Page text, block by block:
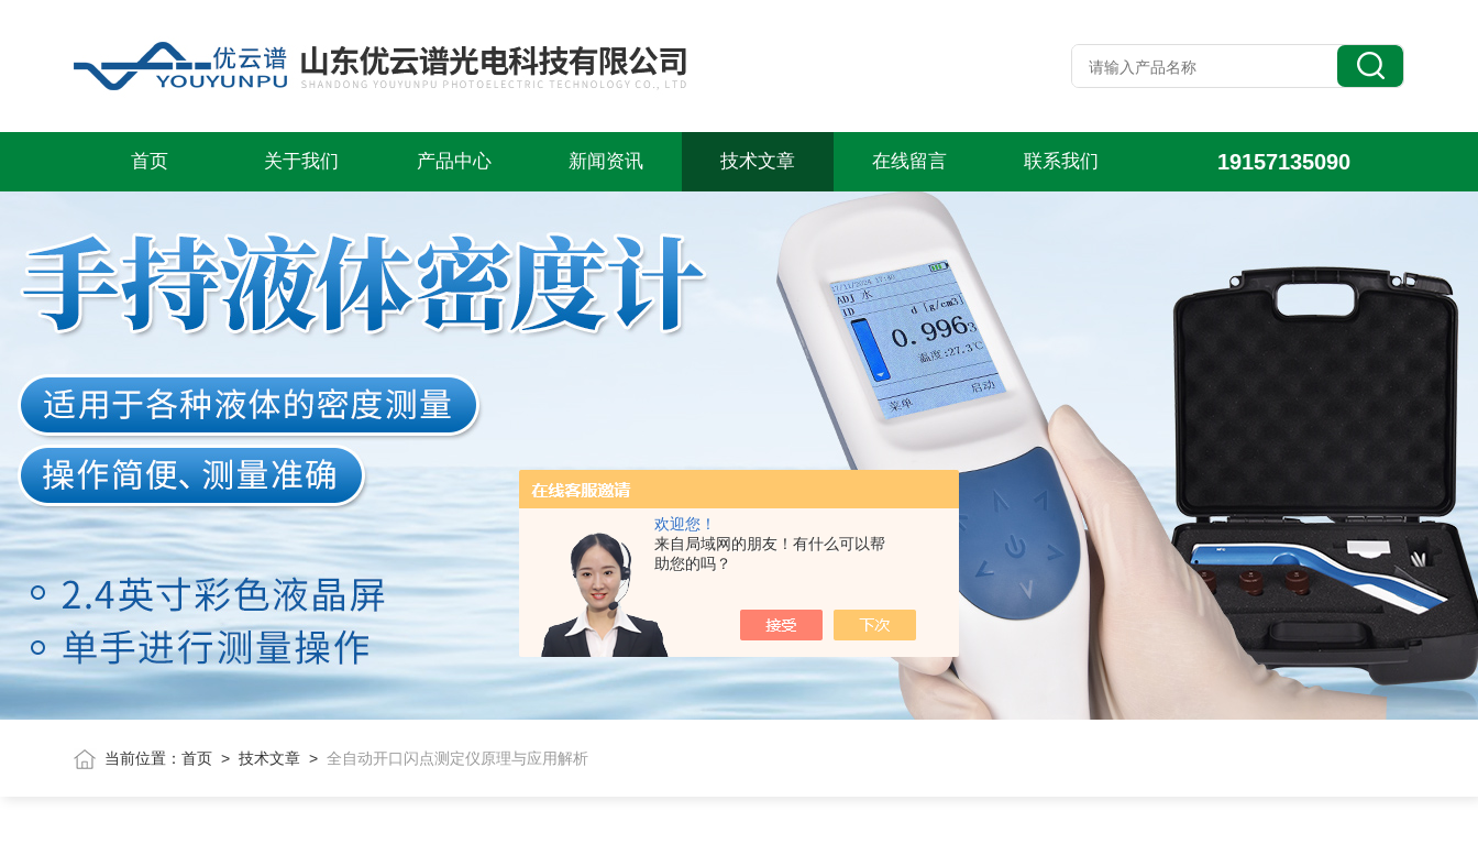
欢迎您！
来自局域网的朋友！有什么可以帮
助您的吗？
首页 关于我们 产品中心 新闻资讯 技术文章 在线留言 联系我们 19157135090
当前位置：首页 >技术文章 >全自动开口闪点测定仪原理与应用解析